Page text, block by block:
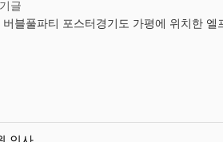
풀파티 포스터경기도 가평에 위치한 엘